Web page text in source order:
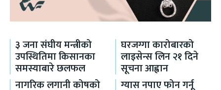
३ जना संघीय मन्त्रीको
उपस्थितिमा किसानका
समस्याबारे छलफल
घरजग्गा कारोबारको
लाइसेन्स लिन २१ दिने
सूचना आह्वान
नागरिक लगानी कोषको
ग्यास नपाए फोन गर्नू